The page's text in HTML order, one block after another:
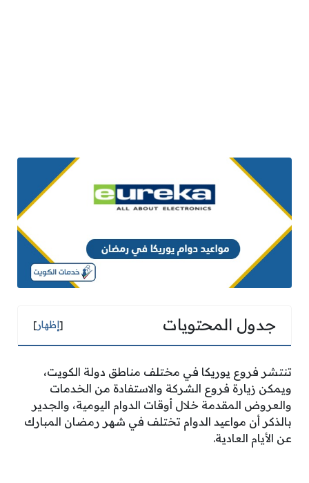
جدول المحتويات [إظهار]
تنتشر فروع يوريكا في مختلف مناطق دولة الكويت،
ويمكن زيارة فروع الشركة والاستفادة من الخدمات
والعروض المقدمة خلال أوقات الدوام اليومية، والجدير
بالذكر أن مواعيد الدوام تختلف في شهر رمضان المبارك
عن الأيام العادية.